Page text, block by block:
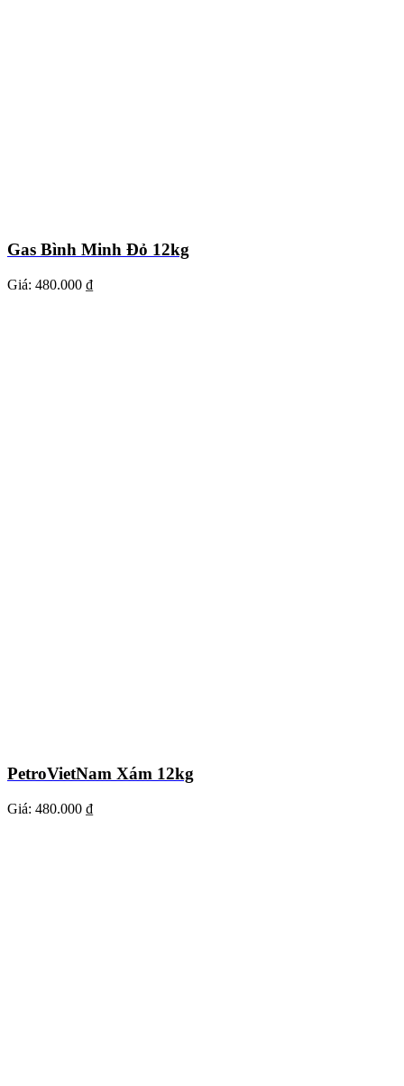
Gas Bình Minh Đỏ 12kg
Giá: 480.000 ₫
PetroVietNam Xám 12kg
Giá: 480.000 ₫